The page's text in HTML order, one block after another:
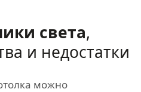
света,
и недостатки
можно